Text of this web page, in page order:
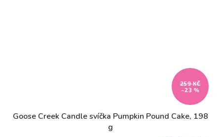
259 KČ
–23 %
Goose Creek Candle svíčka Pumpkin Pound Cake, 198
g